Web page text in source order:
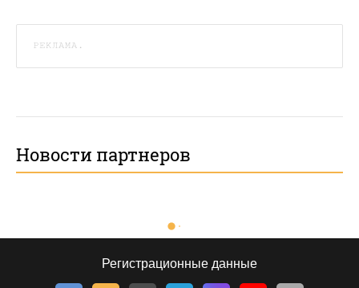
РЕКЛАМА.
Новости партнеров
Регистрационные данные